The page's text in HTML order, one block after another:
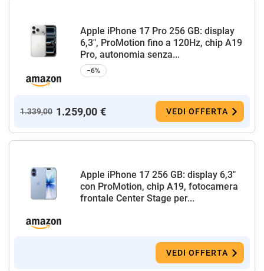
Apple iPhone 17 Pro 256 GB: display
6,3", ProMotion fino a 120Hz, chip A19
Pro, autonomia senza...
−6%
1.339,00 1.259,00 € VEDI OFFERTA
Apple iPhone 17 256 GB: display 6,3"
con ProMotion, chip A19, fotocamera
frontale Center Stage per...
VEDI OFFERTA